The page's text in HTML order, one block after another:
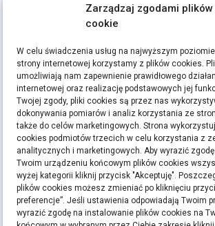
Zarządzaj zgodami plików
cookie
W celu świadczenia usług na najwyższym
strony internetowej korzystamy z plików cookies.
umożliwiają nam zapewnienie prawidłowego
internetowej oraz realizację podstawowych jej
Twojej zgody, pliki cookies są przez nas
dokonywania pomiarów i analiz korzystania ze
także do celów marketingowych. Strona
cookies podmiotów trzecich w celu korzystania z
analitycznych i marketingowych. Aby wyrazić
Twoim urządzeniu końcowym plików cookies
wyżej kategorii kliknij przycisk "Akceptuję".
plików cookies możesz zmieniać po kliknięciu
preferencje”. Jeśli ustawienia odpowiadają Twoim
wyrazić zgodę na instalowanie plików cookies na
Polityka Prywatności
ETYKIETY
bieganie filmy handmade kredyt kredyty moda
robione zakładki do książek rękodzieło sen sklep z
Szukaj: